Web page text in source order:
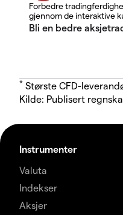
Forbedre
gjennom de interaktive
* Største CFD-
Kilde: Publisert
Instrumenter
Valuta
Indekser
Aksjer